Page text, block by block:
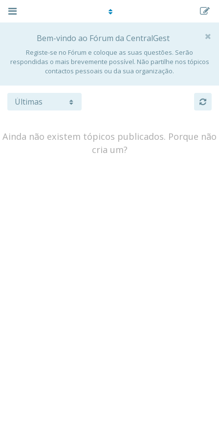
Bem-vindo ao Fórum da CentralGest
Registe-se no Fórum e coloque as suas questões. Serão
respondidas o mais brevemente possível. Não partilhe nos tópicos
contactos pessoais ou da sua organização.
Ainda não existem tópicos publicados. Porque não
cria um?